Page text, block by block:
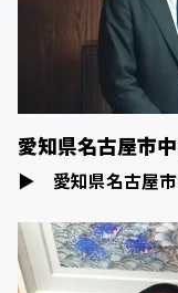
お客様の声
ブログ＆ニュ
会社概要
お問い合わせ
愛知県名古屋市
▶ 愛知県名古屋